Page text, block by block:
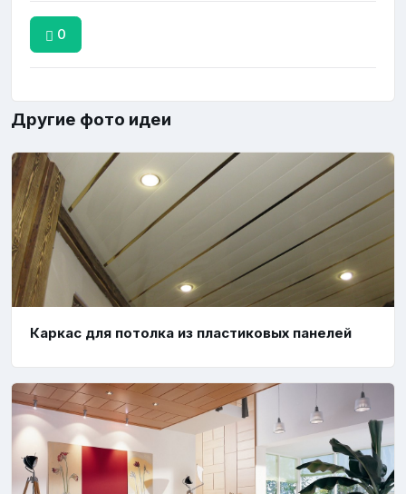
0
Другие фото идеи
Каркас для потолка из пластиковых панелей